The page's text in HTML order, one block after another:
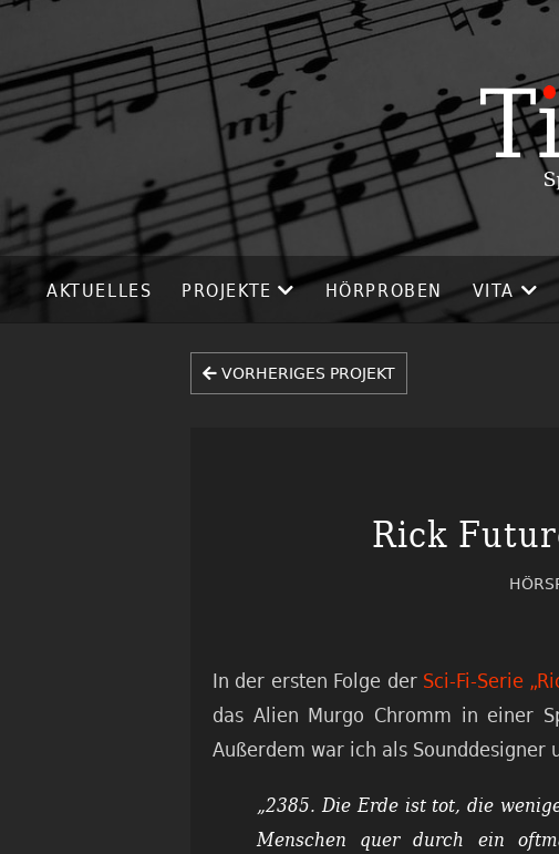
AKTUELLES PROJEKTE HÖRPROBEN VITA
VORHERIGES PROJEKT
Rick
In der ersten Folge derSci-Fi-Serie
das Alien Murgo Chromm in einer
Außerdem war ich als Sounddesigner
„2385. Die Erde ist tot, die
Menschen quer durch ein